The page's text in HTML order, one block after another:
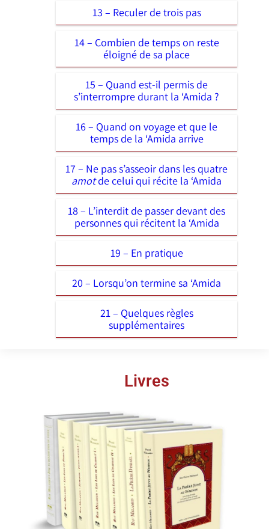
13 – Reculer de trois pas
14 – Combien de temps on reste
éloigné de sa place
15 – Quand est-il permis de
s’interrompre durant la ‘Amida ?
16 – Quand on voyage et que le
temps de la ‘Amida arrive
17 – Ne pas s’asseoir dans les quatre
amotde celui qui récite la ‘Amida
18 – L’interdit de passer devant des
personnes qui récitent la ‘Amida
19 – En pratique
20 – Lorsqu’on termine sa ‘Amida
21 – Quelques règles
supplémentaires
Livres